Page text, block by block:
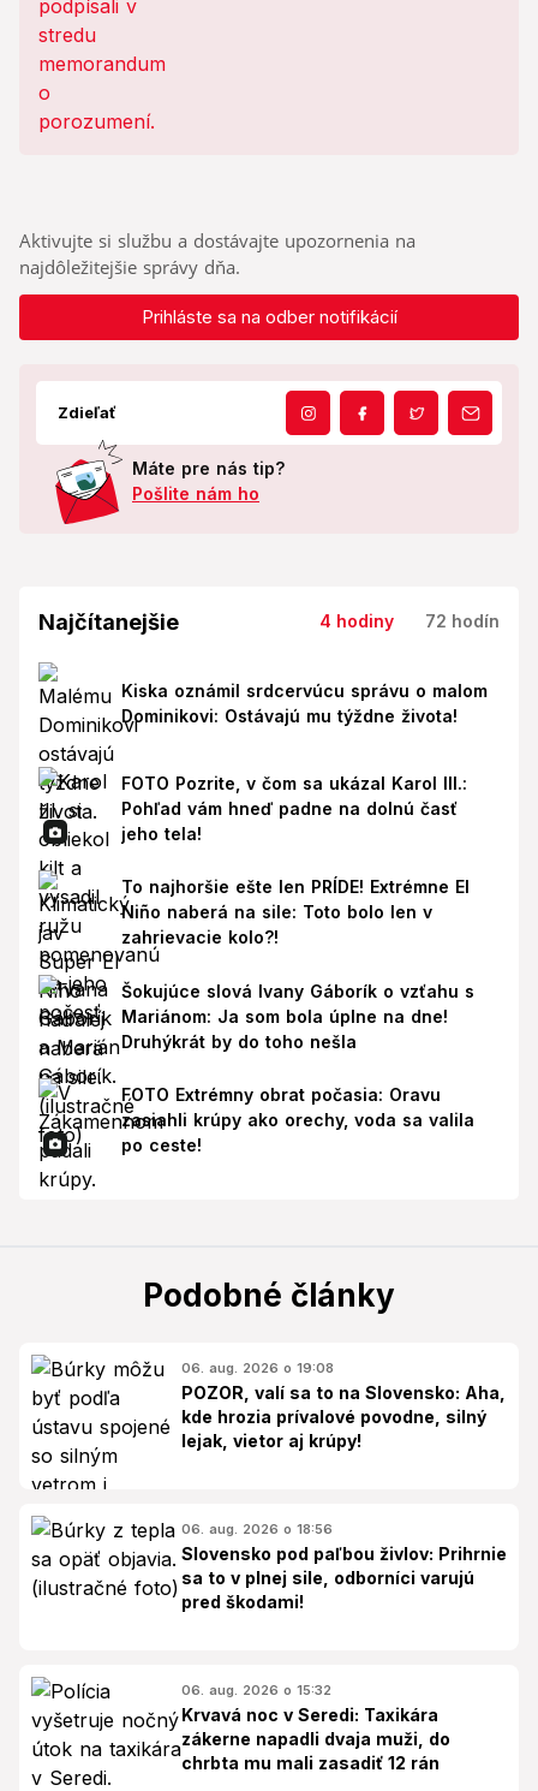
Aktivujte si službu a dostávajte upozornenia na
najdôležitejšie správy dňa.
Prihláste sa na odber notifikácií
Zdieľať
Máte pre nás tip?
Pošlite nám ho
Najčítanejšie 4 hodiny 72 hodín
Kiska oznámil srdcervúcu správu o malom
Dominikovi: Ostávajú mu týždne života!
FOTO Pozrite, v čom sa ukázal Karol III.:
Pohľad vám hneď padne na dolnú časť
jeho tela!
To najhoršie ešte len PRÍDE! Extrémne El
Niño naberá na sile: Toto bolo len v
zahrievacie kolo?!
Šokujúce slová Ivany Gáborík o vzťahu s
Mariánom: Ja som bola úplne na dne!
Druhýkrát by do toho nešla
FOTO Extrémny obrat počasia: Oravu
zasiahli krúpy ako orechy, voda sa valila
po ceste!
Podobné články
06. aug. 2026 o 19:08
POZOR, valí sa to na Slovensko: Aha,
kde hrozia prívalové povodne, silný
lejak, vietor aj krúpy!
06. aug. 2026 o 18:56
Slovensko pod paľbou živlov: Prihrnie
sa to v plnej sile, odborníci varujú
pred škodami!
06. aug. 2026 o 15:32
Krvavá noc v Seredi: Taxikára
zákerne napadli dvaja muži, do
chrbta mu mali zasadiť 12 rán